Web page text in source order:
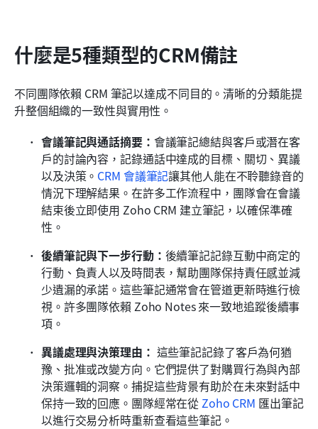
什麼是5種類型的CRM備註
不同團隊依賴 CRM 筆記以達成不同目的。清晰的分類能提
升整個組織的一致性與實用性。
會議筆記與通話摘要： 會議筆記總結與客戶或潛在客
戶的討論內容，記錄通話中達成的目標、關切、異議
以及決策。 CRM 會議筆記讓其他人能在不聆聽錄音的
情況下理解結果。在許多工作流程中，團隊會在會議
結束後立即使用 Zoho CRM 建立筆記，以確保準確
性。
後續筆記與下一步行動： 後續筆記記錄互動中商定的
行動、負責人以及時間表，幫助團隊保持責任感並減
少遺漏的承諾。這些筆記通常會在管道更新時進行檢
視。許多團隊依賴 Zoho Notes 來一致地追蹤後續事
項。
異議處理與決策理由： 這些筆記記錄了客戶為何猶
豫、批准或改變方向。它們提供了對購買行為與內部
決策邏輯的洞察。捕捉這些背景有助於在未來對話中
保持一致的回應。團隊經常在從 Zoho CRM 匯出筆記
以進行交易分析時重新查看這些筆記。